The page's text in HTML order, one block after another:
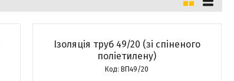
Ізоляція труб 49/20 (зі спіненого
поліетилену)
ВП49/20